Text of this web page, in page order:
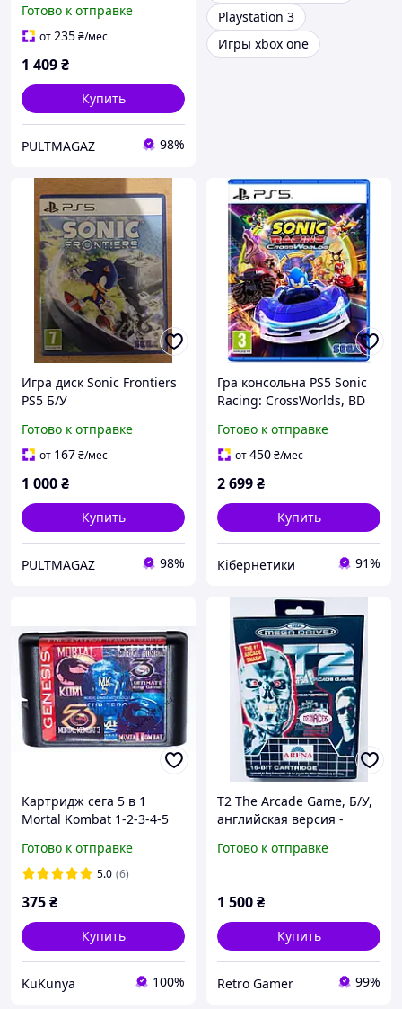
Готово к отправке
от235₴/мес
1 409₴
Купить
PULTMAGAZ 98%
Playstation 3
Игры xbox one
Игра диск Sonic Frontiers
PS5 Б/У
Готово к отправке
от 167₴/мес
1 000₴
Купить
PULTMAGAZ 98%
Гра консольна PS5 Sonic
Racing: CrossWorlds, BD
Готово к отправке
от450₴/мес
2 699₴
Купить
Кібернетики 91%
Картридж cега 5 в 1
Mortal Kombat 1-2-3-4-5
Готово к отправке
5.0 (6)
375₴
Купить
KuKunya 100%
T2 The Arcade Game, Б/У,
английская версия -
Drive
Готово к отправке
1 500₴
Купить
Retro Gamer 99%